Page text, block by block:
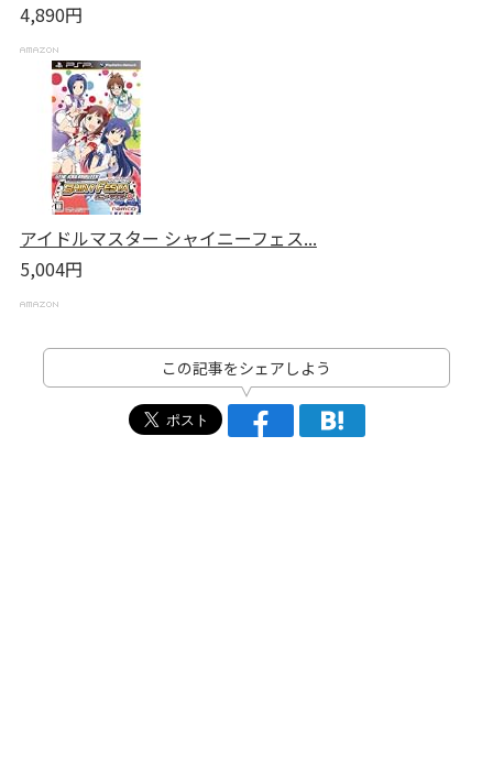
4,890円
アイドルマスター シャイニーフェス...
5,004円
この記事をシェアしよう